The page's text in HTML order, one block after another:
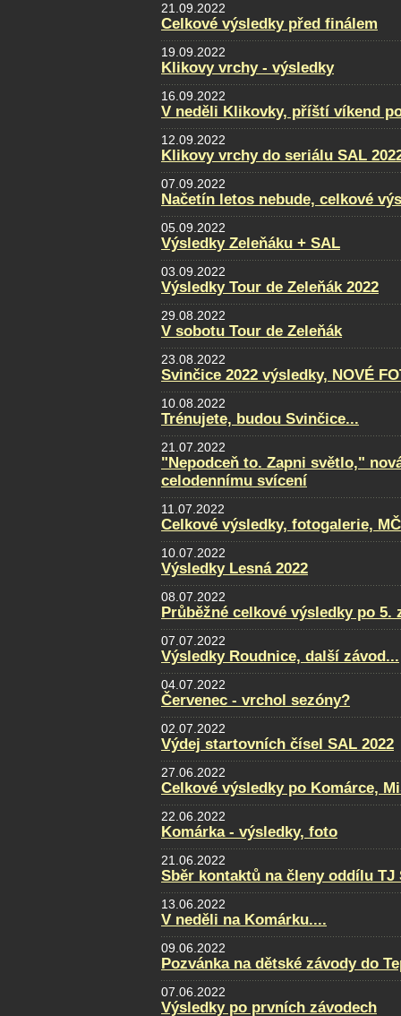
21.09.2022
Celkové výsledky před finálem
19.09.2022
Klikovy vrchy - výsledky
16.09.2022
V neděli Klikovky, příští víkend
12.09.2022
Klikovy vrchy do seriálu SAL
07.09.2022
Načetín letos nebude, celkové
05.09.2022
Výsledky Zeleňáku + SAL
03.09.2022
Výsledky Tour de Zeleňák 2022
29.08.2022
V sobotu Tour de Zeleňák
23.08.2022
Svinčice 2022 výsledky, NOVÉ
10.08.2022
Trénujete, budou Svinčice...
21.07.2022
"Nepodceň to. Zapni světlo,"
celodennímu svícení
11.07.2022
Celkové výsledky, fotogalerie,
10.07.2022
Výsledky Lesná 2022
08.07.2022
Průběžné celkové výsledky po 5.
07.07.2022
Výsledky Roudnice, další závod...
04.07.2022
Červenec - vrchol sezóny?
02.07.2022
Výdej startovních čísel SAL 2022
27.06.2022
Celkové výsledky po Komárce,
22.06.2022
Komárka - výsledky, foto
21.06.2022
Sběr kontaktů na členy oddílu TJ
13.06.2022
V neděli na Komárku....
09.06.2022
Pozvánka na dětské závody do
07.06.2022
Výsledky po prvních závodech